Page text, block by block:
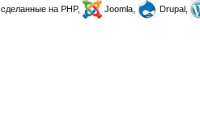
, сделанные на PHP, Joomla, Drupal,